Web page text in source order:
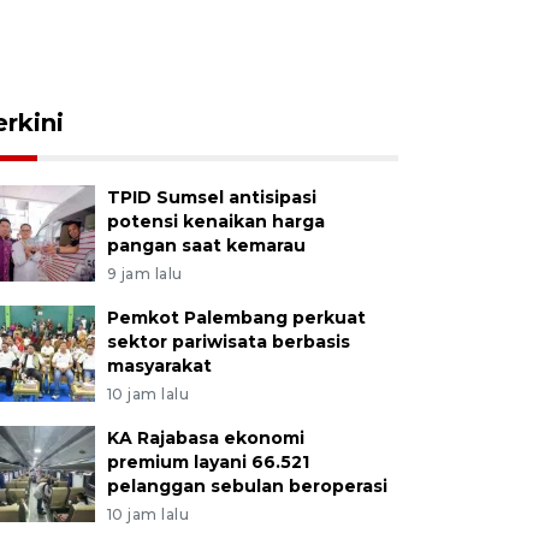
TPID Sumsel antisipasi
potensi kenaikan harga
pangan saat kemarau
9 jam lalu
Pemkot Palembang perkuat
sektor pariwisata berbasis
masyarakat
10 jam lalu
KA Rajabasa ekonomi
premium layani 66.521
pelanggan sebulan beroperasi
10 jam lalu